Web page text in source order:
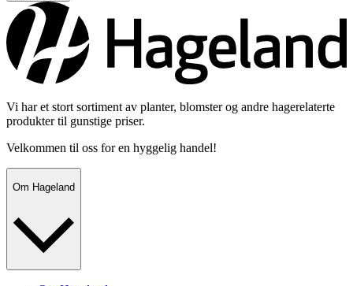
Vi har et stort sortiment av planter, blomster og andre hagerelaterte
produkter til gunstige priser.
Velkommen til oss for en hyggelig handel!
Om Hageland